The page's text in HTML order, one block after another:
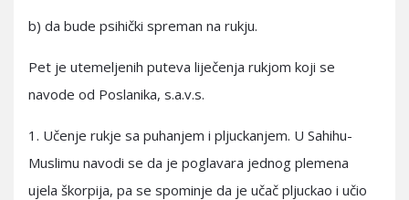
b) da bude psihički spreman na rukju.
Pet je utemeljenih puteva liječenja rukjom koji se
navode od Poslanika, s.a.v.s.
1. Učenje rukje sa puhanjem i pljuckanjem. U Sahihu-
Muslimu navodi se da je poglavara jednog plemena
ujela škorpija, pa se spominje da je učač pljuckao i učio